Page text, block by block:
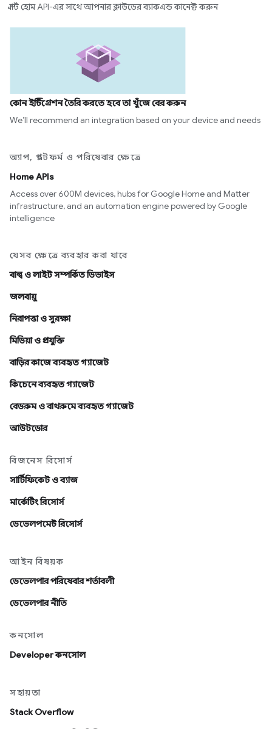
স্মার্ট হোম API-এর সাথে আপনার ক্লাউডের ব্যাকএন্ড কানেক্ট করুন
কোন ইন্টিগ্রেশন তৈরি করতে হবে তা খুঁজে বের করুন
We’ll recommend an integration based on your device and needs
অ্যাপ, প্ল্যাটফর্ম ও পরিষেবার ক্ষেত্রে
Home APIs
Access over 600M devices, hubs for Google Home and Matter
infrastructure, and an automation engine powered by Google
intelligence
যেসব ক্ষেত্রে ব্যবহার করা যাবে
বাল্ব ও লাইট সম্পর্কিত ডিভাইস
জলবায়ু
নিরাপত্তা ও সুরক্ষা
মিডিয়া ও প্রযুক্তি
বাড়ির কাজে ব্যবহৃত গ্যাজেট
কিচেনে ব্যবহৃত গ্যাজেট
বেডরুম ও বাথরুমে ব্যবহৃত গ্যাজেট
আউটডোর
বিজনেস রিসোর্স
সার্টিফিকেট ও ব্যাজ
মার্কেটিং রিসোর্স
ডেভেলপমেন্ট রিসোর্স
আইন বিষয়ক
ডেভেলপার পরিষেবার শর্তাবলী
ডেভেলপার নীতি
কনসোল
Developer কনসোল
সহায়তা
Stack Overflow